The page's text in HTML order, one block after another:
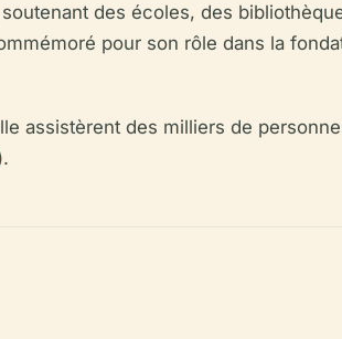
des écoles, des
pour son rôle dans la
assistèrent des milliers de